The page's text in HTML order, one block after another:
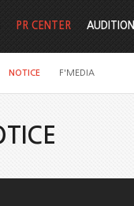
PR CENTER
NOTICE F'MEDIA
AUDITION